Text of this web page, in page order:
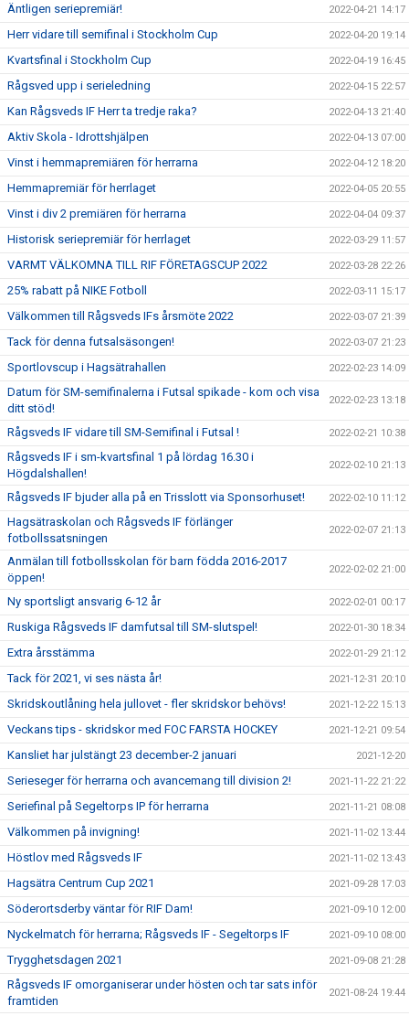
Äntligen seriepremiär! 2022-04-21 14:17
Herr vidare till semifinal i Stockholm Cup 2022-04-20 19:14
Kvartsfinal i Stockholm Cup 2022-04-19 16:45
Rågsved upp i serieledning 2022-04-15 22:57
Kan Rågsveds IF Herr ta tredje raka? 2022-04-13 21:40
Aktiv Skola - Idrottshjälpen 2022-04-13 07:00
Vinst i hemmapremiären för herrarna 2022-04-12 18:20
Hemmapremiär för herrlaget 2022-04-05 20:55
Vinst i div 2 premiären för herrarna 2022-04-04 09:37
Historisk seriepremiär för herrlaget 2022-03-29 11:57
VARMT VÄLKOMNA TILL RIF FÖRETAGSCUP 2022 2022-03-28 22:26
25% rabatt på NIKE Fotboll 2022-03-11 15:17
Välkommen till Rågsveds IFs årsmöte 2022 2022-03-07 21:39
Tack för denna futsalsäsongen! 2022-03-07 21:23
Sportlovscup i Hagsätrahallen 2022-02-23 14:09
Datum för SM-semifinalerna i Futsal spikade - kom och visa
ditt stöd!
2022-02-23 13:18
Rågsveds IF vidare till SM-Semifinal i Futsal ! 2022-02-21 10:38
Rågsveds IF i sm-kvartsfinal 1 på lördag 16.30 i
Högdalshallen!
2022-02-10 21:13
Rågsveds IF bjuder alla på en Trisslott via Sponsorhuset! 2022-02-10 11:12
Hagsätraskolan och Rågsveds IF förlänger
fotbollssatsningen
2022-02-07 21:13
Anmälan till fotbollsskolan för barn födda 2016-2017
öppen!
2022-02-02 21:00
Ny sportsligt ansvarig 6-12 år 2022-02-01 00:17
Ruskiga Rågsveds IF damfutsal till SM-slutspel! 2022-01-30 18:34
Extra årsstämma 2022-01-29 21:12
Tack för 2021, vi ses nästa år! 2021-12-31 20:10
Skridskoutlåning hela jullovet - fler skridskor behövs! 2021-12-22 15:13
Veckans tips - skridskor med FOC FARSTA HOCKEY 2021-12-21 09:54
Kansliet har julstängt 23 december-2 januari 2021-12-20
Serieseger för herrarna och avancemang till division 2! 2021-11-22 21:22
Seriefinal på Segeltorps IP för herrarna 2021-11-21 08:08
Välkommen på invigning! 2021-11-02 13:44
Höstlov med Rågsveds IF 2021-11-02 13:43
Hagsätra Centrum Cup 2021 2021-09-28 17:03
Söderortsderby väntar för RIF Dam! 2021-09-10 12:00
Nyckelmatch för herrarna; Rågsveds IF - Segeltorps IF 2021-09-10 08:00
Trygghetsdagen 2021 2021-09-08 21:28
Rågsveds IF omorganiserar under hösten och tar sats inför
framtiden
2021-08-24 19:44